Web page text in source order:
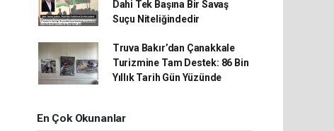
Dahi Tek Başına Bir Savaş
Suçu Niteliğindedir
Truva Bakır’dan Çanakkale
Turizmine Tam Destek: 86 Bin
Yıllık Tarih Gün Yüzünde
En Çok Okunanlar